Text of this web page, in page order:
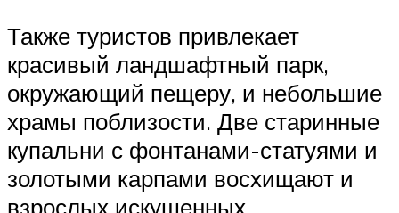
Также туристов привлекает
красивый ландшафтный парк,
окружающий пещеру, и небольшие
храмы поблизости. Две старинные
купальни с фонтанами-статуями и
золотыми карпами восхищают и
взрослых искушенных